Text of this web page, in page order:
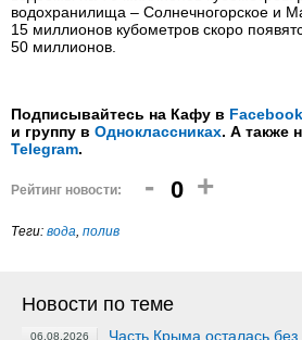
водохранилища – Солнечногорское и
15 миллионов кубометров скоро
50 миллионов.
Подписывайтесь на Кафу в Facebook
и группу в Одноклассниках. А также
Telegram.
Рейтинг новости: - 0 +
Теги: вода, полив
Новости по теме
06.08.2026
Часть Крыма осталась